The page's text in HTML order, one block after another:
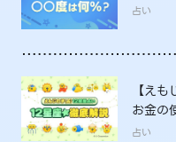
占い
【え
お金の
底解説
占い